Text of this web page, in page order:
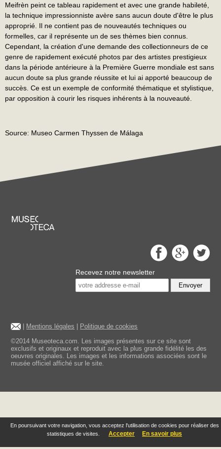
En poursuivant votre navigation, vous acceptez l'utilisation de cookies pour réaliser des
statistiques de visites.
Accepter En savoir plus
Meifrèn peint ce tableau rapidement et avec une grande habileté,
la technique impressionniste avère sans aucun doute d'être le plus
approprié. Il ne contient pas de nouveautés techniques ou
formelles, car il représente un de ses thèmes bien connus.
Cependant, la création d'une demande des collectionneurs de ce
genre de rapidement exécuté photos par des artistes prestigieux
dans la période antérieure à la Première Guerre mondiale est sans
aucun doute sa plus grande réussite et lui ai apporté beaucoup de
succès. Ce est un exemple de conformité thématique et stylistique,
par opposition à courir les risques inhérents à la nouveauté.
Source: Museo Carmen Thyssen de Málaga
Recevez notre newsletter
Envoyer
Mentions légales
Politique de cookies
©2014 Museoteca.com. Les images présentes sur ce site sont
exclusifs et originaux et reproduit avec la plus grande fidélité les des
oeuvres originales. Les images et les informations associées sont le
musée officiel affiché sur le site.